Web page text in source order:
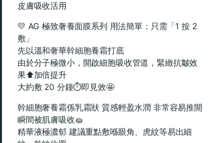
皮膚吸收活用
💛 AG 極致奢養面膜系列 用法簡單：只需「1 按 2
敷」
先以溫和奢華幹細胞養霜打底
由於分子極微小，開啟細胞吸收管道，緊緻抗皺效
果⬆️加倍提升
大約敷 20 分鐘⏱️即見效🤩
幹細胞奢養霜係乳霜狀 質感輕盈水潤 非常容易推開
瞬間被肌膚吸收🧽
精華液極濃郁 建議重點敷喺眼角、虎紋等易出細